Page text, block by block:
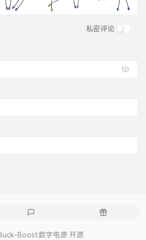
私密评论
🎲
评
随
Boost数字电源 开源